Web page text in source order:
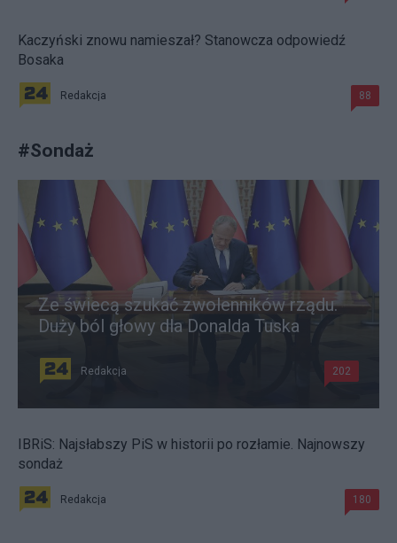
Kaczyński znowu namieszał? Stanowcza odpowiedź
Bosaka
Redakcja 88
#Sondaż
Ze świecą szukać zwolenników rządu.
Duży ból głowy dla Donalda Tuska
Redakcja 202
IBRiS: Najsłabszy PiS w historii po rozłamie. Najnowszy
sondaż
Redakcja 180